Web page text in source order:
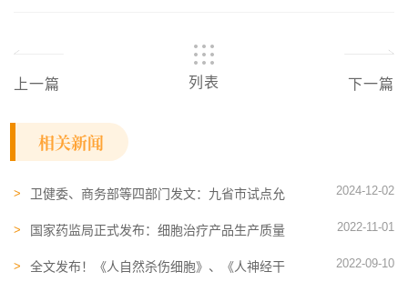
上一篇 列表 下一篇
相关新闻
卫健委、商务部等四部门发文：九省市试点允
疗新技术试验性治疗等
2024-12-02
国家药监局正式发布：细胞治疗产品生产质量
2022-11-01
全文发布！《人自然杀伤细胞》、《人神经干
2022-09-10